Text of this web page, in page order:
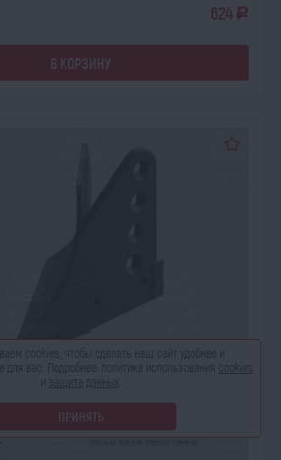
624 a
В КОРЗИНУ
cookies, чтобы сделать наш сайт удобнее и
для вас. Подробнее: политика использования cookies
и защита данных
ПРИНЯТЬ